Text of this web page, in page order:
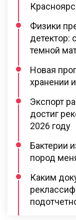
Физики
детектор:
темной
Новая
хранении
Экспорт
достиг
2026 году
Бактерии
пород
Каким